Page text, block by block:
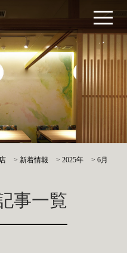
>新着情報 >2025年 >6月
事一覧